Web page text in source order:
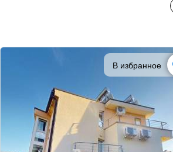
В избранное